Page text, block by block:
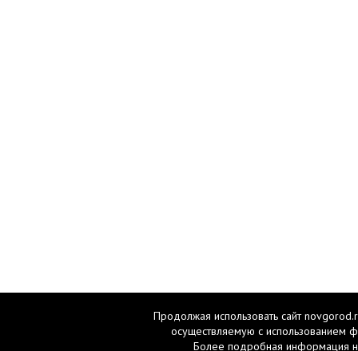
Продолжая использовать сайт
осуществляемую с использованием
Более подробная информация